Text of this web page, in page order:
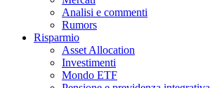
Analisi e commenti
Rumors
Risparmio
Asset Allocation
Investimenti
Mondo ETF